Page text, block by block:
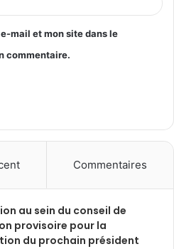
mail et mon site dans le
commentaire.
Commentaires
au sein du conseil de
provisoire pour la
du prochain président